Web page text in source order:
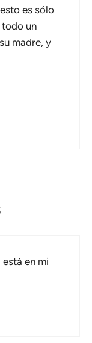
es sólo
todo un
madre, y
está en mi